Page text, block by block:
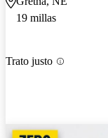
19 millas
Trato justo